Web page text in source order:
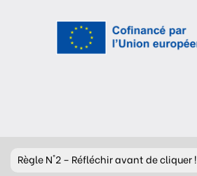
RègleN°2 – Réfléchir avant de cliquer !